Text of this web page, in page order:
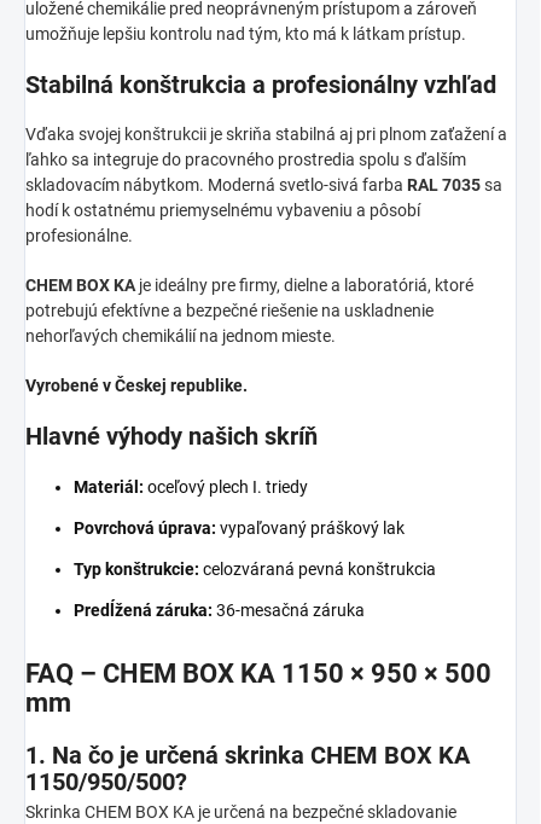
uložené chemikálie pred neoprávneným prístupom a zároveň
umožňuje lepšiu kontrolu nad tým, kto má k látkam prístup.
Stabilná konštrukcia a profesionálny vzhľad
Vďaka svojej konštrukcii je skriňa stabilná aj pri plnom zaťažení a
ľahko sa integruje do pracovného prostredia spolu s ďalším
skladovacím nábytkom. Moderná svetlo-sivá farba RAL 7035sa
hodí k ostatnému priemyselnému vybaveniu a pôsobí
profesionálne.
CHEM BOX KA je ideálny pre firmy, dielne a laboratóriá, ktoré
potrebujú efektívne a bezpečné riešenie na uskladnenie
nehorľavých chemikálií na jednom mieste.
Vyrobené v Českej republike.
Hlavné výhody našich skríň
Materiál: oceľový plech I. triedy
Povrchová úprava: vypaľovaný práškový lak
Typ konštrukcie: celozváraná pevná konštrukcia
Predĺžená záruka: 36-mesačná záruka
FAQ – CHEM BOX KA 1150 × 950 × 500
mm
1. Na čo je určená skrinka CHEM BOX KA
1150/950/500?
Skrinka CHEM BOX KA je určená na bezpečné skladovanie